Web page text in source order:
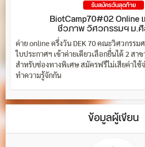
รับสมัครวันสุดท้าย
BiotCamp70#02 Online
ชีวภาพ วิศวกรรมฯ ม.
ค่าย online ครึ่งวัน DEK 70 คณะวิศวกรรม
ใบประกาศฯ เข้าค่ายเดียวเลือกยื่นได้ 2 สาข
สำหรับช่องทางพิเศษ สมัครฟรีไม่เสียค่าใช้
ทำความรู้จักกัน
ข้อมูลผู้เขียน